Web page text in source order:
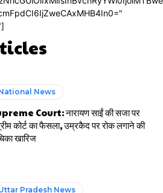
News
Court: नारायण साईं की सजा पर
कोर्ट का फैसला, उम्रकैद पर रोक लगाने की
खारिज
Pradesh News